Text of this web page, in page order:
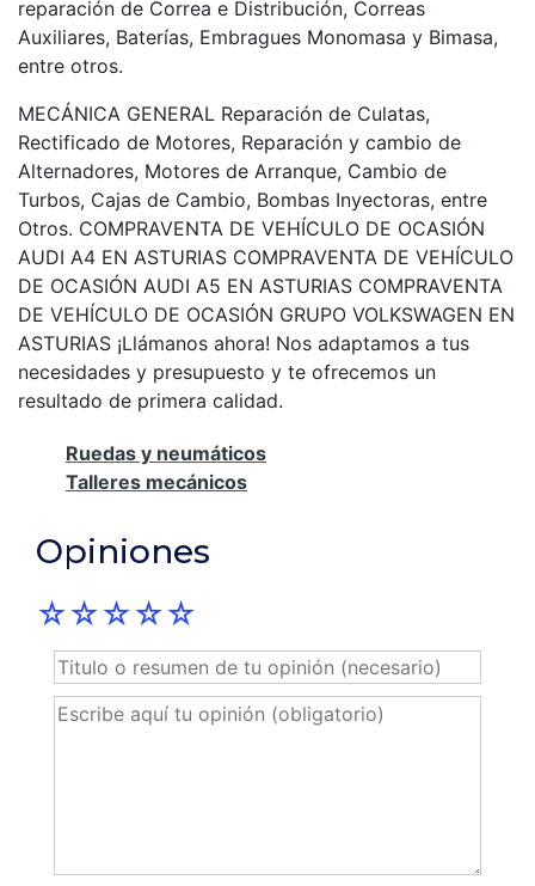
reparación de Correa e Distribución, Correas
Auxiliares, Baterías, Embragues Monomasa y Bimasa,
entre otros.
MECÁNICA GENERAL Reparación de Culatas,
Rectificado de Motores, Reparación y cambio de
Alternadores, Motores de Arranque, Cambio de
Turbos, Cajas de Cambio, Bombas Inyectoras, entre
Otros. COMPRAVENTA DE VEHÍCULO DE OCASIÓN
AUDI A4 EN ASTURIAS COMPRAVENTA DE VEHÍCULO
DE OCASIÓN AUDI A5 EN ASTURIAS COMPRAVENTA
DE VEHÍCULO DE OCASIÓN GRUPO VOLKSWAGEN EN
ASTURIAS ¡Llámanos ahora! Nos adaptamos a tus
necesidades y presupuesto y te ofrecemos un
resultado de primera calidad.
Ruedas y neumáticos
Talleres mecánicos
Opiniones
☆☆☆☆☆